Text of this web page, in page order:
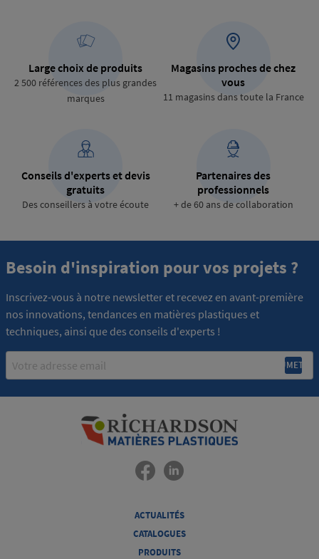
Large choix de produits
2 500 références des plus grandes
marques
Magasins proches de chez
vous
11 magasins dans toute la France
Conseils d'experts et devis
gratuits
Des conseillers à votre écoute
Partenaires des
professionnels
+ de 60 ans de collaboration
Besoin d'inspiration pour vos projets ?
Inscrivez-vous à notre newsletter et recevez en avant-première
nos innovations, tendances en matières plastiques et
techniques, ainsi que des conseils d'experts !
ACTUALITÉS
CATALOGUES
PRODUITS